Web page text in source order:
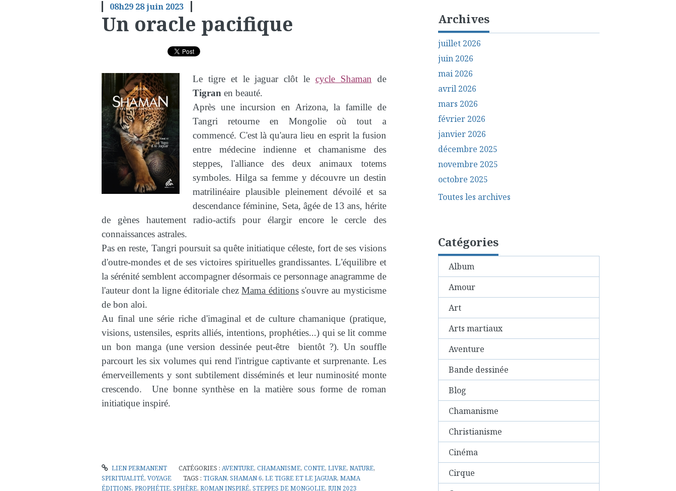
08h29 28juin 2023
Un oracle pacifique
Le tigre et le jaguar clôt le cycle Shaman de
Tigran en beauté.
Après une incursion en Arizona, la famille de
Tangri retourne en Mongolie où tout a
commencé. C'est là qu'aura lieu en esprit la fusion
entre médecine indienne et chamanisme des
steppes, l'alliance des deux animaux totems
symboles. Hilga sa femme y découvre un destin
matrilinéaire plausible pleinement dévoilé et sa
descendance féminine, Seta, âgée de 13 ans, hérite
de gènes hautement radio-actifs pour élargir encore le cercle des
connaissances astrales.
Pas en reste, Tangri poursuit sa quête initiatique céleste, fort de ses visions
d'outre-mondes et de ses victoires spirituelles grandissantes. L'équilibre et
la sérénité semblent accompagner désormais ce personnage anagramme de
l'auteur dont la ligne éditoriale chezMama éditionss'ouvre au mysticisme
de bon aloi.
Au final une série riche d'imaginal et de culture chamanique (pratique,
visions, ustensiles, esprits alliés, intentions, prophéties...) qui se lit comme
un bon manga (une version dessinée peut-être bientôt ?). Un souffle
parcourt les six volumes qui rend l'intrigue captivante et surprenante. Les
émerveillements y sont subtilement disséminés et leur numinosité monte
crescendo. Une bonne synthèse en la matière sous forme de roman
initiatique inspiré.
LIEN PERMANENT CATÉGORIES :AVENTURE,CHAMANISME,CONTE,LIVRE,NATURE,
SPIRITUALITÉ, VOYAGE TAGS : TIGRAN, SHAMAN 6, LE TIGRE ET LE JAGUAR, MAMA
ÉDITIONS, PROPHÉTIE, SPHÈRE, ROMAN INSPIRÉ, STEPPES DE MONGOLIE, JUIN 2023
Archives
juillet 2026
juin 2026
mai 2026
avril 2026
mars 2026
février 2026
janvier 2026
décembre 2025
novembre 2025
octobre 2025
Toutes les archives
Catégories
Album
Amour
Art
Arts martiaux
Aventure
Bande dessinée
Blog
Chamanisme
Christianisme
Cinéma
Cirque